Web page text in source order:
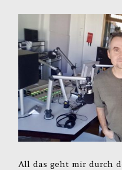
All das geht mir durch